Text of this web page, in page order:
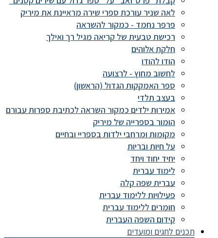
לאה שניר עורכת ספרי שירה מראיינת את מיריק
פרפר נחמד - כמקור להשראה
רכישת טבעית של קריאה מגיל רך ואילך
חלקת אלוהים
הודו להודו
לחשוב מחוץ - לרצועה
ספר האמקקות הגדול (הראשון)
בעצב תלדי
אמירות ילדים כמקור השראה לכתיבת ספרות עבורם
הומור בספרייה של מיריק
מקומות ומרחבי ילדות בספריי ובחיים
על חיות ובריות
יחיד יחוד ויחד
לימוד עברית
עברית שפה קלה
פעילויות ללימוד עברית
חומרים ללימוד עברית
קידום השפה העברית
תכנים לחגים ומועדים